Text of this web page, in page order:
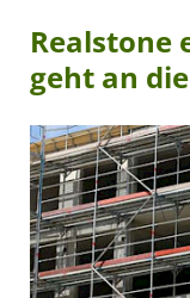
Realstone
geht an